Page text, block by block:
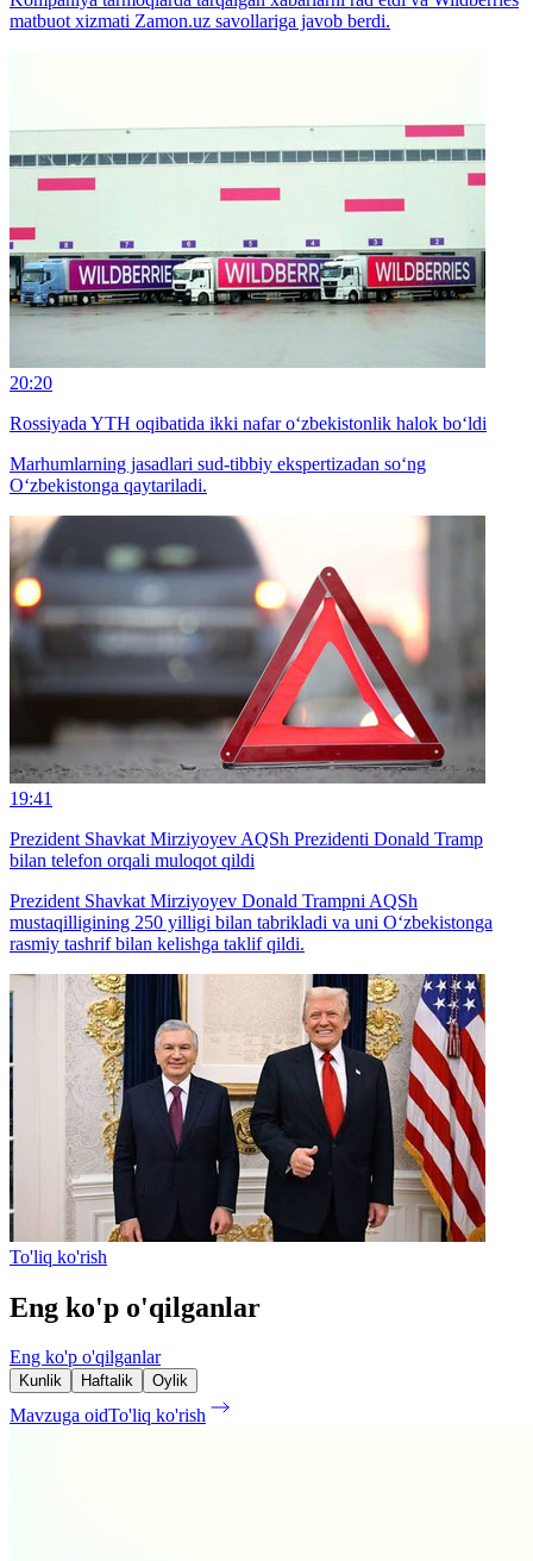
matbuot xizmati Zamon.uz savollariga javob berdi.
20:20
Rossiyada YTH oqibatida ikki nafar o‘zbekistonlik halok bo‘ldi
Marhumlarning jasadlari sud-tibbiy ekspertizadan so‘ng
O‘zbekistonga qaytariladi.
19:41
Prezident Shavkat Mirziyoyev AQSh Prezidenti Donald Tramp
bilan telefon orqali muloqot qildi
Prezident Shavkat Mirziyoyev Donald Trampni AQSh
mustaqilligining 250 yilligi bilan tabrikladi va uni O‘zbekistonga
rasmiy tashrif bilan kelishga taklif qildi.
To'liq ko'rish
Eng ko'p o'qilganlar
Eng ko'p o'qilganlar
Kunlik Haftalik Oylik
Mavzuga oidTo'liq ko'rish